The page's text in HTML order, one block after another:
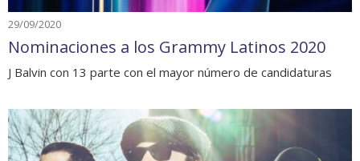
29/09/2020
Nominaciones a los Grammy Latinos 2020
J Balvin con 13 parte con el mayor número de candidaturas